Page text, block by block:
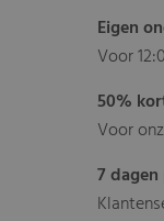
Eigen
Voor
50%
Voor
7